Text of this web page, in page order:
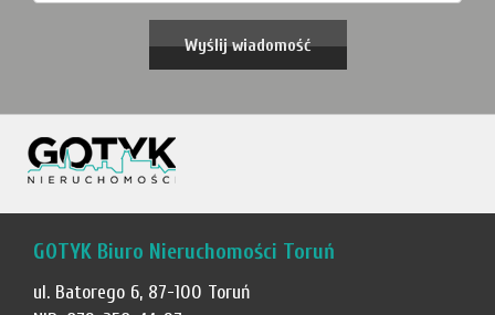
GOTYK Biuro Nieruchomości Toruń
ul. Batorego 6, 87-100 Toruń